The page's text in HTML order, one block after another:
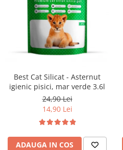
Best Cat Silicat - Asternut
igienic pisici, mar verde 3.6l
24,90 Lei
14,90 Lei
ADAUGA IN COS